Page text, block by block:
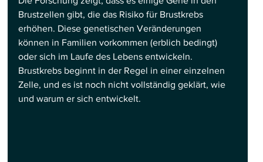
Brustzellen gibt, die das Risiko für Brustkrebs
erhöhen. Diese genetischen Veränderungen
können in Familien vorkommen (erblich bedingt)
oder sich im Laufe des Lebens entwickeln.
Brustkrebs beginnt in der Regel in einer einzelnen
Zelle, und es ist noch nicht vollständig geklärt, wie
und warum er sich entwickelt.